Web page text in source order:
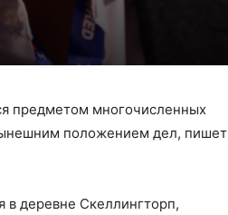
предметом многочисленных
положением дел, пишет
в деревне Скеллингторп,